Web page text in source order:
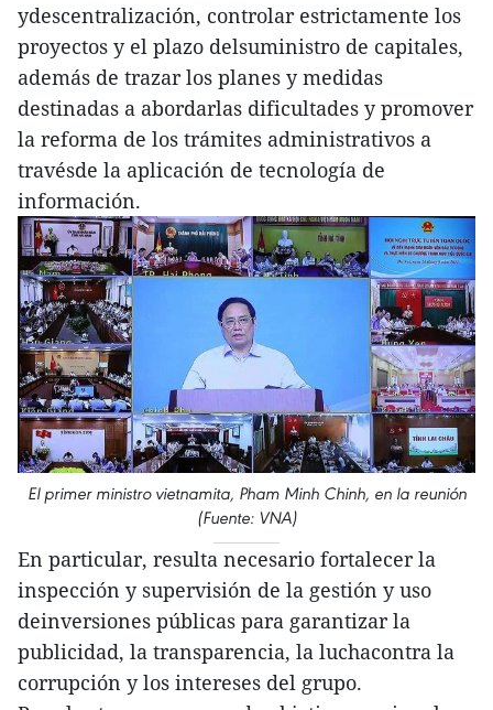
ydescentralización, controlar estrictamente los
proyectos y el plazo delsuministro de capitales,
además de trazar los planes y medidas
destinadas a abordarlas dificultades y promover
la reforma de los trámites administrativos a
travésde la aplicación de tecnología de
información.
El primer ministro vietnamita, Pham Minh Chinh, en la reunión
(Fuente: VNA)
En particular, resulta necesario fortalecer la
inspección y supervisión de la gestión y uso
deinversiones públicas para garantizar la
publicidad, la transparencia, la luchacontra la
corrupción y los intereses del grupo.